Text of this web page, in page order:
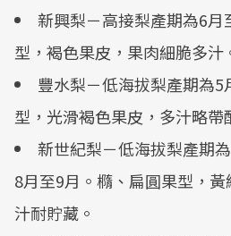
新興梨－高接梨產期為6
型，褐色果皮，果肉細脆多汁
豐水梨－低海拔梨產期為
型，光滑褐色果皮，多汁略帶
新世紀梨－低海拔梨產期
8月至9月。橢、扁圓果型，
汁耐貯藏。